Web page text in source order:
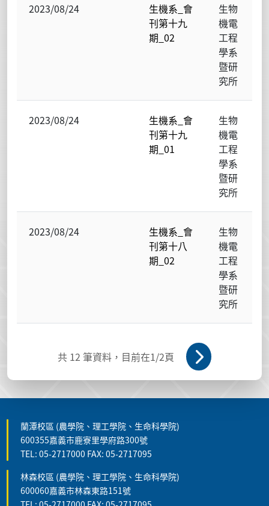
2023/08/24
生機系_會
刊第十九
期_02
生物
機電
工程
學系
暨研
究所
2023/08/24
生機系_會
刊第十九
期_01
生物
機電
工程
學系
暨研
究所
2023/08/24
生機系_會
刊第十八
期_02
生物
機電
工程
學系
暨研
究所
共 12 筆資料，目前在1/2頁
蘭潭校區 (農學院、理工學院、生命科學院)
600355嘉義市鹿寮里學府路300號
TEL: 05-2717000 FAX: 05-2717095
林森校區 (農學院、理工學院、生命科學院)
600060嘉義市林森東路151號